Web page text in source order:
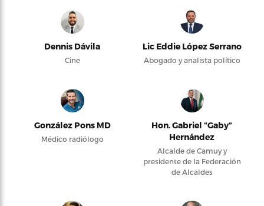
Dennis Dávila
Cine
Lic Eddie López Serrano
Abogado y analista político
González Pons MD
Médico radiólogo
Hon. Gabriel “Gaby”
Hernández
Alcalde de Camuy y
presidente de la Federación
de Alcaldes